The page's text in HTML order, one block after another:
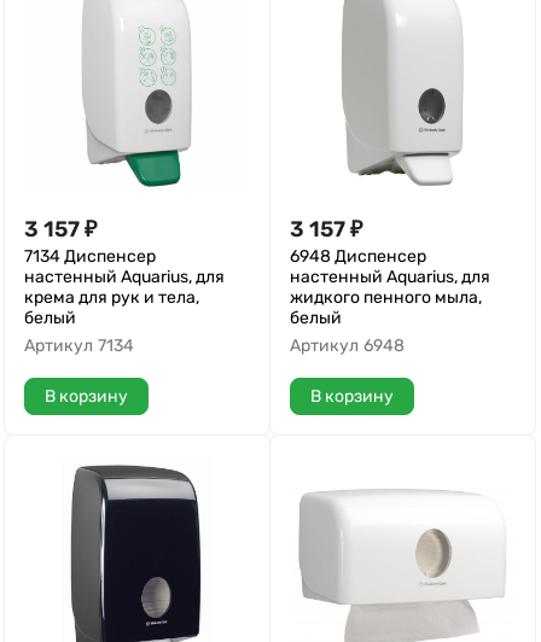
3 157₽
7134 Диспенсер
настенный Aquarius, для
крема для рук и тела,
белый
Артикул 7134
В корзину
3 157₽
6948 Диспенсер
настенный Aquarius, для
жидкого пенного мыла,
белый
Артикул 6948
В корзину